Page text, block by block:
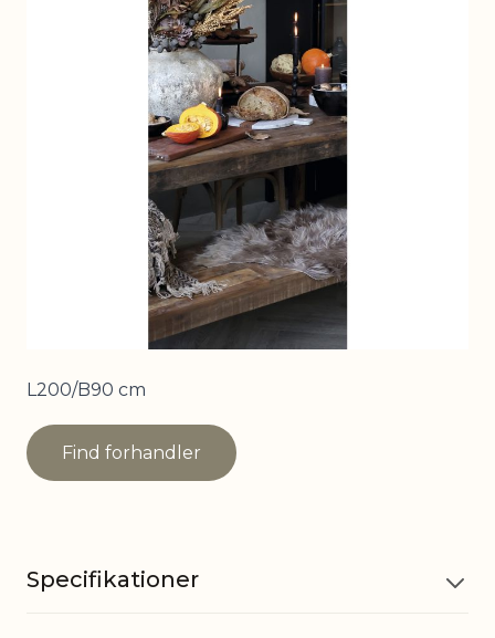
L200/B90 cm
Find forhandler
Specifikationer